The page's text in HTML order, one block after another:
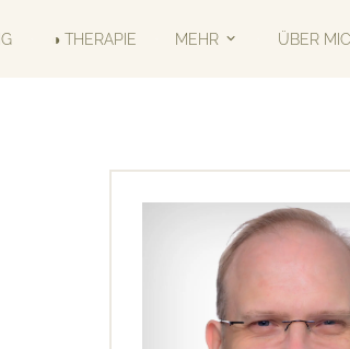
◑ THERAPIE MEHR ÜBER